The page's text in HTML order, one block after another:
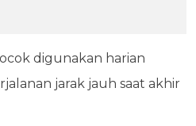
digunakan harian
jarak jauh saat akhir